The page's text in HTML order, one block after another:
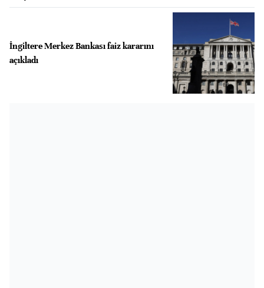
İngiltere Merkez Bankası faiz kararını
açıkladı